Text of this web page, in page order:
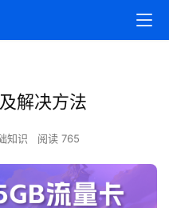
解决方法
知识 阅读 765